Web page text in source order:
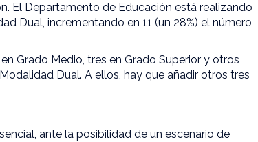
El Departamento de Educación está realizando
Dual, incrementando en 11 (un 28%) el número
Grado Medio, tres en Grado Superior y otros
Dual. A ellos, hay que añadir otros tres
ante la posibilidad de un escenario de